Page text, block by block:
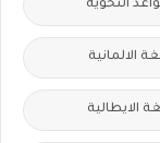
النحوية
الالمانية
الايطالية